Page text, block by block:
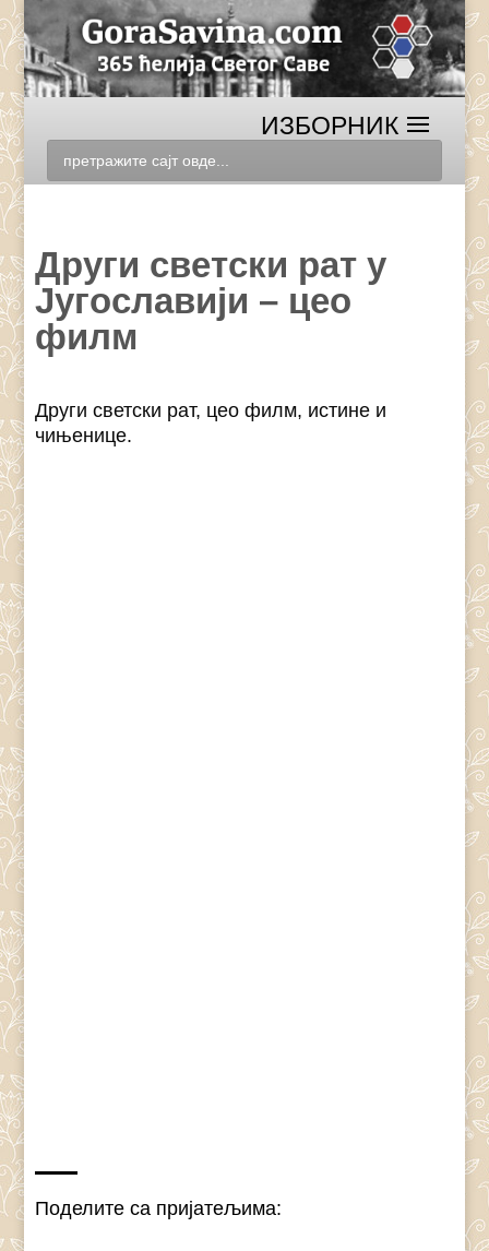
Други светски рат у
Југославији – цео
филм
Други светски рат, цео филм, истине и
чињенице.
Поделите са пријатељима: